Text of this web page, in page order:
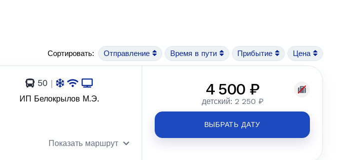
Сортировать: Отправление Время в пути Прибытие Цена
50 |
ИП Белокрылов М.Э.
Показать маршрут
4 500 ₽
детский: 2 250 ₽
ВЫБРАТЬ ДАТУ